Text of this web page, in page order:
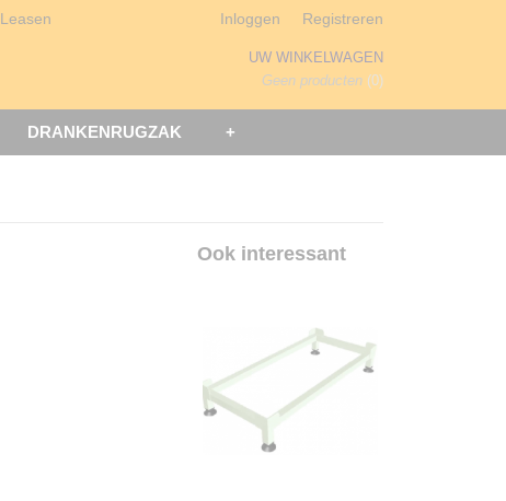
Leasen Inloggen Registreren
UW WINKELWAGEN
Geen producten (0)
DRANKENRUGZAK +
Ook interessant